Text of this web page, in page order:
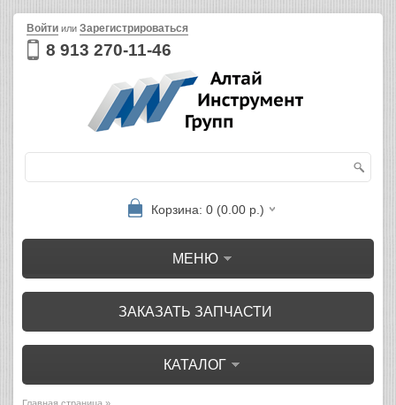
8 913 270-11-46
Войти или Зарегистрироваться
Корзина: 0 (0.00 р.)
МЕНЮ
ЗАКАЗАТЬ ЗАПЧАСТИ
КАТАЛОГ